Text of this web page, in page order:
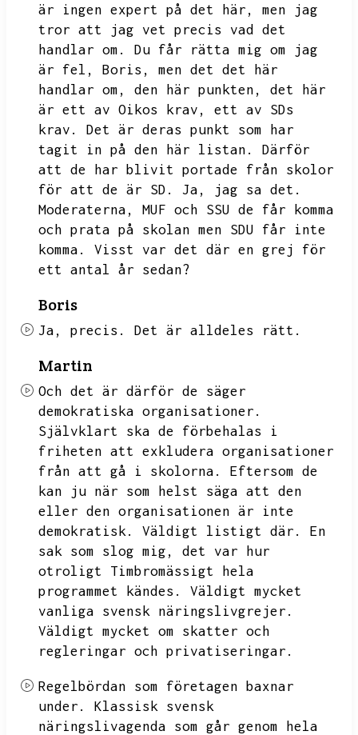
är ingen expert på det här,
men jag
tror att jag vet precis vad det
handlar om.
Du får rätta mig om jag
är fel,
Boris,
men det det här
handlar om,
den här punkten,
det här
är ett av Oikos krav,
ett av SDs
krav.
Det är deras punkt som har
tagit in på den här listan.
Därför
att de har blivit portade från skolor
för att de är SD.
Ja,
jag sa det.
Moderaterna,
MUF och SSU de får komma
och prata på skolan men SDU får inte
komma.
Visst var det där en grej för
ett antal år sedan?
Boris
Ja, precis. Det är alldeles rätt.
Martin
Och det är därför de säger
demokratiska organisationer.
Självklart ska de förbehalas i
friheten att exkludera organisationer
från att gå i skolorna.
Eftersom de
kan ju när som helst säga att den
eller den organisationen är inte
demokratisk.
Väldigt listigt där.
En
sak som slog mig,
det var hur
otroligt
Timbromässigt hela
programmet kändes.
Väldigt mycket
vanliga svensk näringslivgrejer.
Väldigt mycket om skatter och
regleringar och privatiseringar.
Regelbördan som företagen baxnar
under.
Klassisk svensk
näringslivagenda som går genom hela